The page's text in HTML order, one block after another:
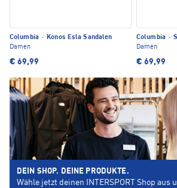
Columbia ·
Konos Esla Sandalen
Damen
€ 69,99
Columbia ·
Damen
€ 69,99
DEIN SHOP. DEINE PRODUKTE.
Wähle jetzt deinen INTERSPORT Shop aus